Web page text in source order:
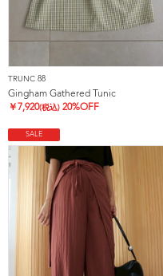
TRUNC 88
Gingham Gathered Tunic
￥ 7,920(税込) 20%OFF
SALE